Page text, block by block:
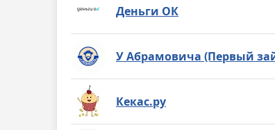
Деньги ОК
У Абрамовича (Первый
Кекас.ру